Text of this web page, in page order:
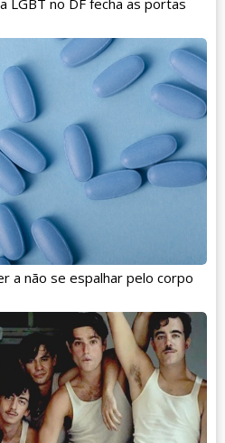
LGBT no DF fecha as portas
a não se espalhar pelo corpo